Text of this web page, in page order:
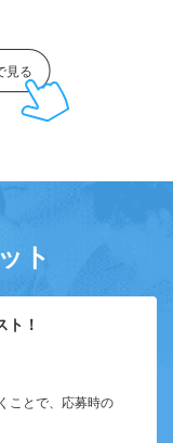
ト
ト！
ことで、応募時の